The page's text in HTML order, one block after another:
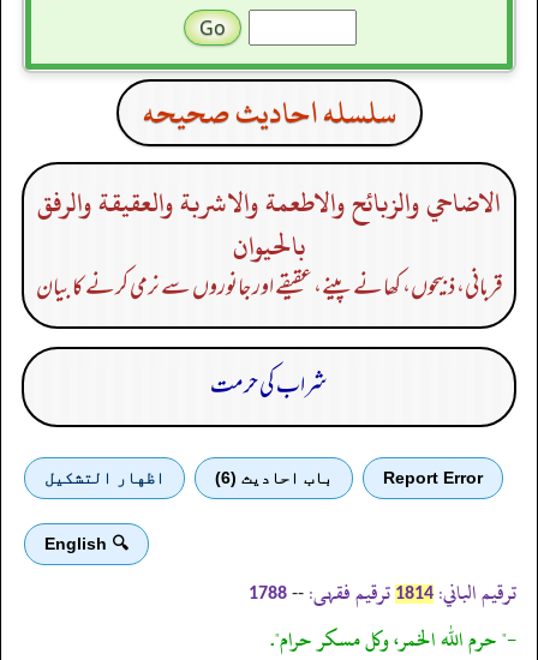
سلسله احاديث صحيحه
الاضاحي والزبائح والاطعمة والاشربة والعقيقة والرفق
بالحيوان
قربانی، ذبیحوں، کھانے پینے، عقیقے اور جانوروں سے نرمی کرنے کا بیان
شراب کی حرمت
Report Error باب احادیث (6) اظهار التشكيل
🔍 English
ترقیم الباني: 1814 ترقیم فقہی: --
1788
-" حرم الله الخمر، وكل مسكر حرام".